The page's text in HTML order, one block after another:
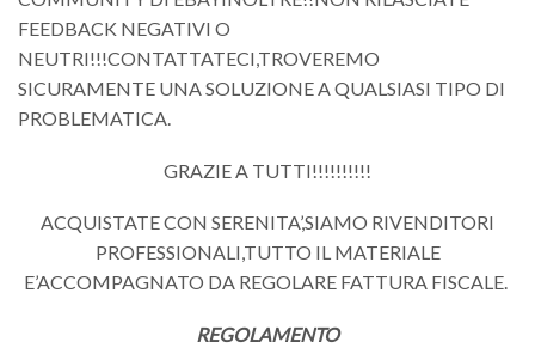
FEEDBACK NEGATIVI O
NEUTRI!!!CONTATTATECI,TROVEREMO
SICURAMENTE UNA SOLUZIONE A QUALSIASI TIPO DI
PROBLEMATICA.
GRAZIE A TUTTI!!!!!!!!!!
ACQUISTATE CON SERENITA’,SIAMO RIVENDITORI
PROFESSIONALI,TUTTO IL MATERIALE
E’ACCOMPAGNATO DA REGOLARE FATTURA FISCALE.
REGOLAMENTO